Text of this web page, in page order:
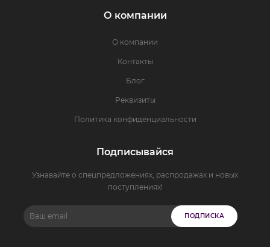
О компании
О компании
Контакты
Блог
Реквизиты
Политика конфиденциальности
Подписывайся
Узнавайте о спецпредложениях, распродажах и новых
поступлениях!
ПОДПИСКА